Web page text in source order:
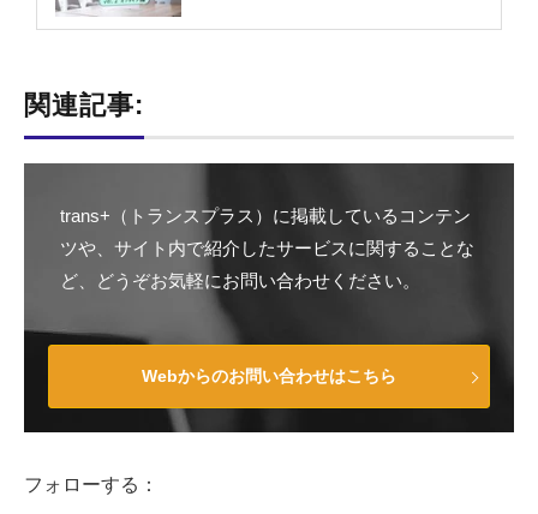
関連記事:
trans+（トランスプラス）に掲載しているコンテン
ツや、サイト内で紹介したサービスに関することな
ど、どうぞお気軽にお問い合わせください。
Webからのお問い合わせはこちら
フォローする：